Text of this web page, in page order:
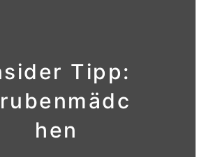
Tipp:
hen